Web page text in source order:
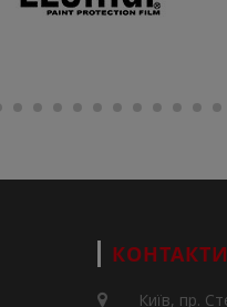
КОНТАКТИ
Київ, пр.